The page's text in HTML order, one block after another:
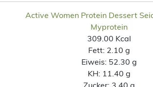
Active Women Protein Dessert
Myprotein
309.00 Kcal
Fett: 2.10 g
Eiweis: 52.30 g
KH: 11.40 g
Zucker: 3.40 g